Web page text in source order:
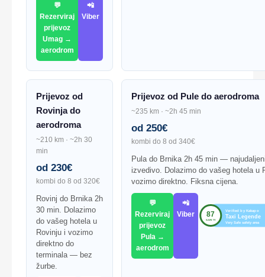
💬
Rezerviraj
prijevoz
Umag →
aerodrom
📲
Viber
Prijevoz od
Rovinja do
aerodroma
~210 km · ~2h 30
min
od 230€
kombi do 8 od 320€
Rovinj do Brnika 2h
30 min. Dolazimo
do vašeg hotela u
Rovinju i vozimo
direktno do
terminala — bez
žurbe.
Prijevoz od Pule do aerodroma
~235 km · ~2h 45 min
od 250€
kombi do 8 od 340€
Pula do Brnika 2h 45 min —
izvedivo. Dolazimo do vašeg hotela u
vozimo direktno. Fiksna cijena.
💬
Rezerviraj
prijevoz
Pula →
aerodrom
📲
Viber